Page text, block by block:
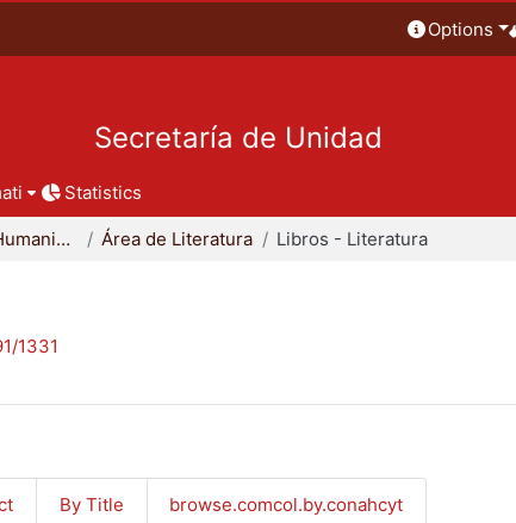
Options
Secretaría de Unidad
Statistics
Departamento de Humanidades Área de Literatura Libros - Literatura
1331
By Title browse.comcol.by.conahcyt